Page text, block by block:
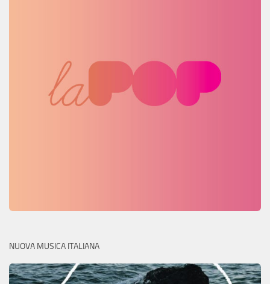
NUOVA MUSICA ITALIANA